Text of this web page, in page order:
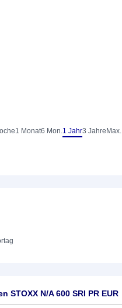
1 Monat6 Mon.1 Jahr3 Jahre Max.
STOXX N/A 600 SRI PR EUR